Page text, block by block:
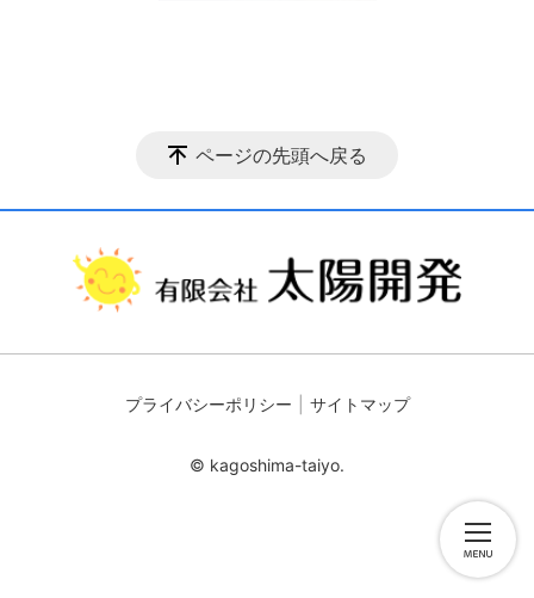
ページの先頭へ戻る
プライバシーポリシー サイトマップ
© kagoshima-taiyo.